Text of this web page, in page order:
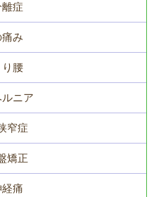
症
み
り腰
ニア
窄症
矯正
経痛